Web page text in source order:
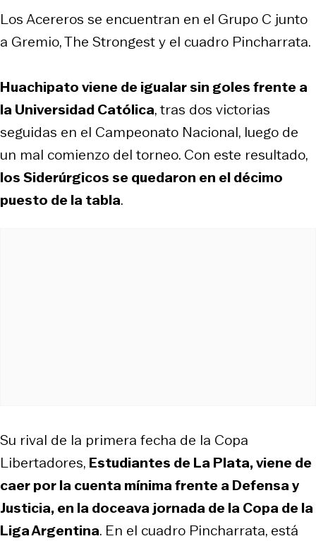
Los Acereros se encuentran en el Grupo C junto
a Gremio, The Strongest y el cuadro Pincharrata.
Huachipato viene de igualar sin goles frente a
la Universidad Católica, tras dos victorias
seguidas en el Campeonato Nacional, luego de
un mal comienzo del torneo. Con este resultado,
los Siderúrgicos se quedaron en el décimo
puesto de la tabla.
Su rival de la primera fecha de la Copa
Libertadores, Estudiantes de La Plata, viene de
caer por la cuenta mínima frente a Defensa y
Justicia, en la doceava jornada de la Copa de la
Liga Argentina. En el cuadro Pincharrata, está